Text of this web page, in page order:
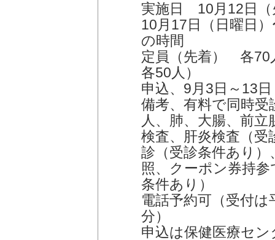
実施日 10月12日（
10月17日（日曜日
の時間
定員（先着） 各70
各50人）
申込、9月3日～13日
備考、有料で同時受
人、肺、大腸、前
検査、肝炎検査（
診（受診条件あり
照、クーポン券持
条件あり）
電話予約可（受付
分）
申込は保健医療セ